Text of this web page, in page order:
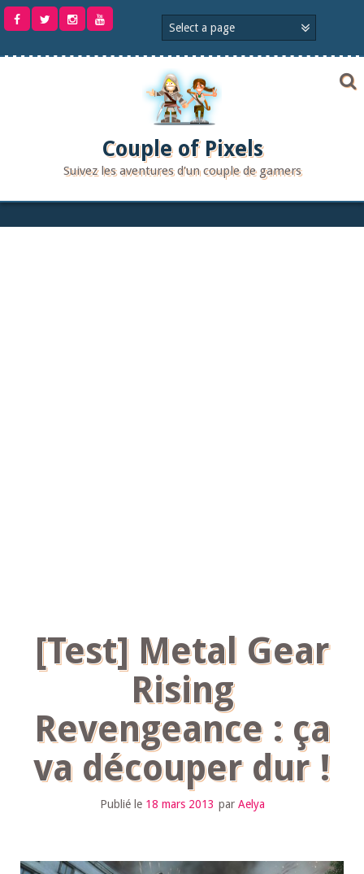
Aller
Couple of Pixels
Suivez les aventures d'un couple de gamers
[Test] Metal Gear
Rising
Revengeance : ça
va découper dur !
Publié le 18 mars 2013 par Aelya